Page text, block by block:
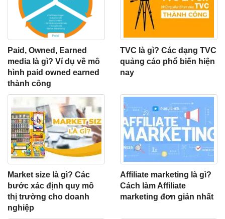
Paid, Owned, Earned
media là gì? Ví dụ về mô
hình paid owned earned
thành công
TVC là gì? Các dạng TVC
quảng cáo phổ biến hiện
nay
Market size là gì? Các
bước xác định quy mô
thị trường cho doanh
nghiệp
Affiliate marketing là gì?
Cách làm Affiliate
marketing đơn giản nhất